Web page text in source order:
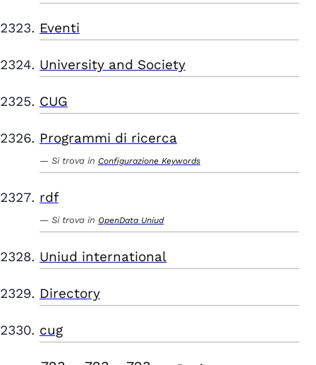
Eventi
University and Society
CUG
Programmi di ricerca
Si trova in Configurazione Keywords
rdf
Si trova in OpenData Uniud
Uniud international
Directory
cug